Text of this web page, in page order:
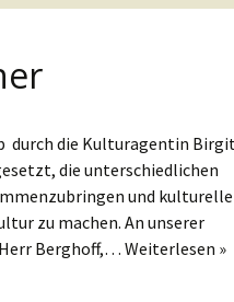
durch die Kulturagentin
die unterschiedlichen
und kulturelle
zu machen. An unserer
Berghoff,…Weiterlesen »